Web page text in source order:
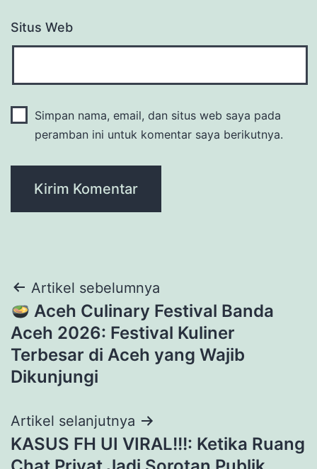
Situs Web
Simpan nama, email, dan situs web saya pada
peramban ini untuk komentar saya berikutnya.
Navigasi
pos
Artikel sebelumnya
Aceh Culinary Festival Banda
Aceh 2026: Festival Kuliner
Terbesar di Aceh yang Wajib
Dikunjungi
Artikel selanjutnya
KASUS FH UI VIRAL!!!: Ketika Ruang